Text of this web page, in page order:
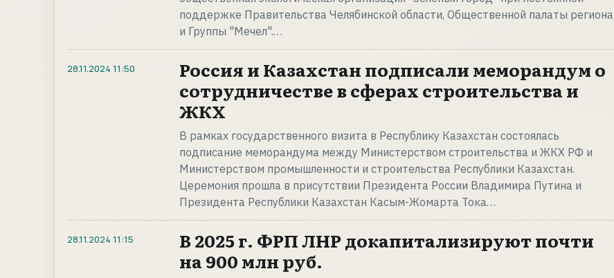
поддержке Правительства Челябинской области, Общественной палаты региона
и Группы "Мечел".…
28.11.2024 11:50
Россия и Казахстан подписали меморандум о
сотрудничестве в сферах строительства и
ЖКХ
В рамках государственного визита в Республику Казахстан состоялась
подписание меморандума между Министерством строительства и ЖКХ РФ и
Министерством промышленности и строительства Республики Казахстан.
Церемония прошла в присутствии Президента России Владимира Путина и
Президента Республики Казахстан Касым-Жомарта Тока…
28.11.2024 11:15
В 2025 г. ФРП ЛНР докапитализируют почти
на 900 млн руб.